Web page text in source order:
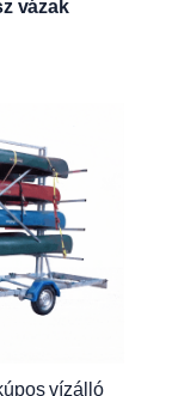
vázak
vízálló